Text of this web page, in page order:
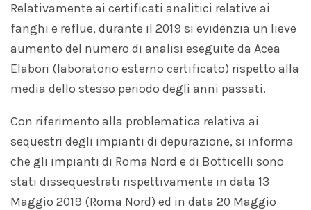
Relativamente ai certificati analitici relative ai
fanghi e reflue, durante il 2019 si evidenzia un lieve
aumento del numero di analisi eseguite da Acea
Elabori (laboratorio esterno certificato) rispetto alla
media dello stesso periodo degli anni passati.
Con riferimento alla problematica relativa ai
sequestri degli impianti di depurazione, si informa
che gli impianti di Roma Nord e di Botticelli sono
stati dissequestrati rispettivamente in data 13
Maggio 2019 (Roma Nord) ed in data 20 Maggio